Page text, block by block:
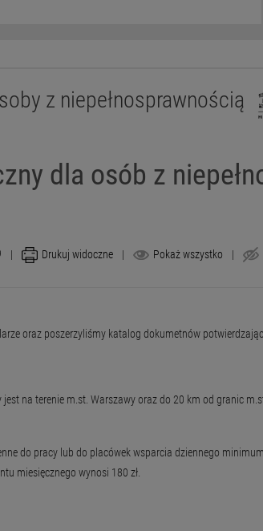
z niepełnosprawnością
dla osób z
| Drukuj widoczne | Pokaż wszystko |
oraz poszerzyliśmy katalog dokumetnów
na terenie m.st. Warszawy oraz do 20 km od granic
do pracy lub do placówek wsparcia dziennego
miesięcznego wynosi 180 zł.